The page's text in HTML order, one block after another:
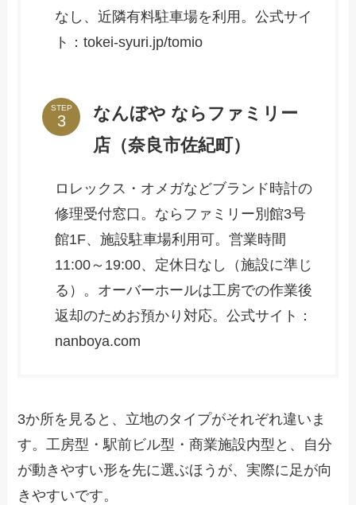
なし、近隣有料駐車場を利用。公式サイ
ト：tokei-syuri.jp/tomio
STEP
なんぼや ならファミリー
店（奈良市佐紀町）
ロレックス・オメガなどブランド時計の
修理受付窓口。ならファミリー別館3号
館1F、施設駐車場利用可。営業時間
11:00～19:00、定休日なし（施設に準じ
る）。オーバーホールは工房での作業後
返却のためお預かり対応。公式サイト：
nanboya.com
3か所を見ると、立地のタイプがそれぞれ違いま
す。工房型・駅前ビル型・商業施設内型と、自分
が動きやすい形を先に選ぶほうが、実際に足が向
きやすいです。